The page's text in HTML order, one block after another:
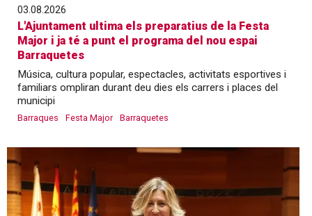
03.08.2026
L'Ajuntament ultima els preparatius de la Festa
Major i ja té a punt el programa del nou espai
Barraquetes
Música, cultura popular, espectacles, activitats esportives i
familiars ompliran durant deu dies els carrers i places del
municipi
Barraques Festa Major Barraquetes